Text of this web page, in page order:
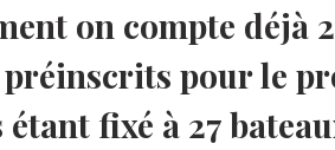
on compte déjà
pour le
étant fixé à 27